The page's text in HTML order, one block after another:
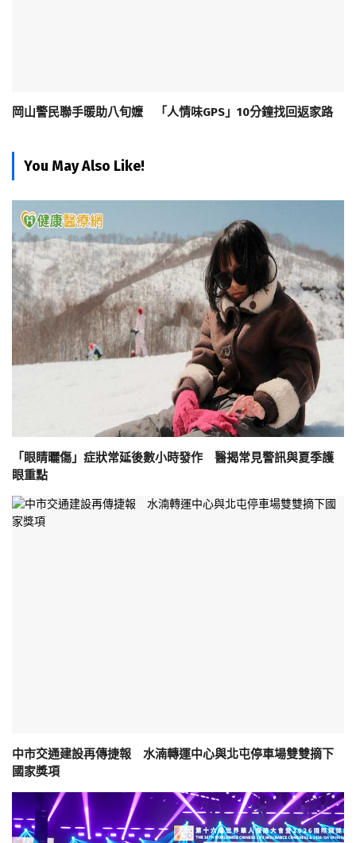
岡山警民聯手暖助八旬嬤 「人情味GPS」10分鐘找回返家路
You May Also Like!
「眼睛曬傷」症狀常延後數小時發作 醫揭常見警訊與夏季護
眼重點
中市交通建設再傳捷報 水湳轉運中心與北屯停車場雙雙摘下
國家獎項